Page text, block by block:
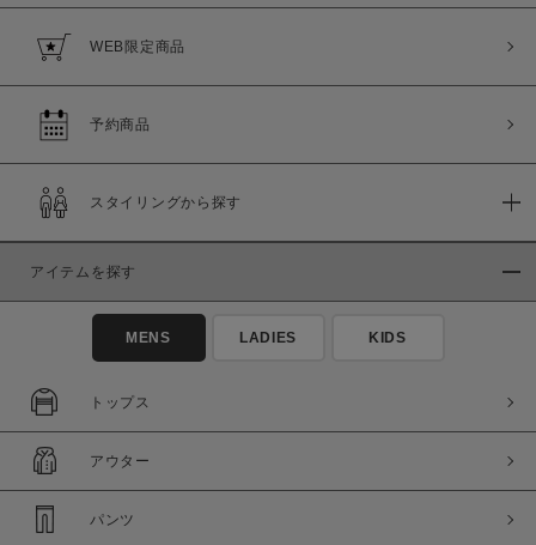
WEB限定商品
予約商品
スタイリングから探す
アイテムを探す
MENS LADIES KIDS
トップス
アウター
パンツ